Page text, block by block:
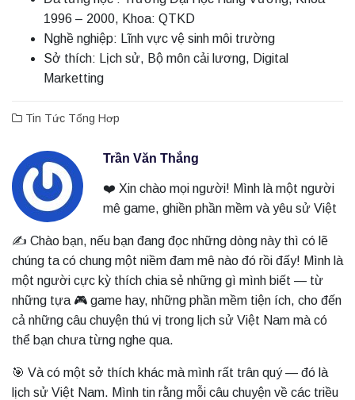
1996 – 2000, Khoa: QTKD
Nghề nghiệp: Lĩnh vực vệ sinh môi trường
Sở thích: Lịch sử, Bộ môn cải lương, Digital
Marketting
Tin Tức Tổng Hơp
Trần Văn Thắng
❤️ Xin chào mọi người! Mình là một người
mê game, ghiền phần mềm và yêu sử Việt
✍️ Chào bạn, nếu bạn đang đọc những dòng này thì có lẽ
chúng ta có chung một niềm đam mê nào đó rồi đấy! Mình là
một người cực kỳ thích chia sẻ những gì mình biết — từ
những tựa 🎮 game hay, những phần mềm tiện ích, cho đến
cả những câu chuyện thú vị trong lịch sử Việt Nam mà có
thể bạn chưa từng nghe qua.
🎯 Và có một sở thích khác mà mình rất trân quý — đó là
lịch sử Việt Nam. Mình tin rằng mỗi câu chuyện về các triều